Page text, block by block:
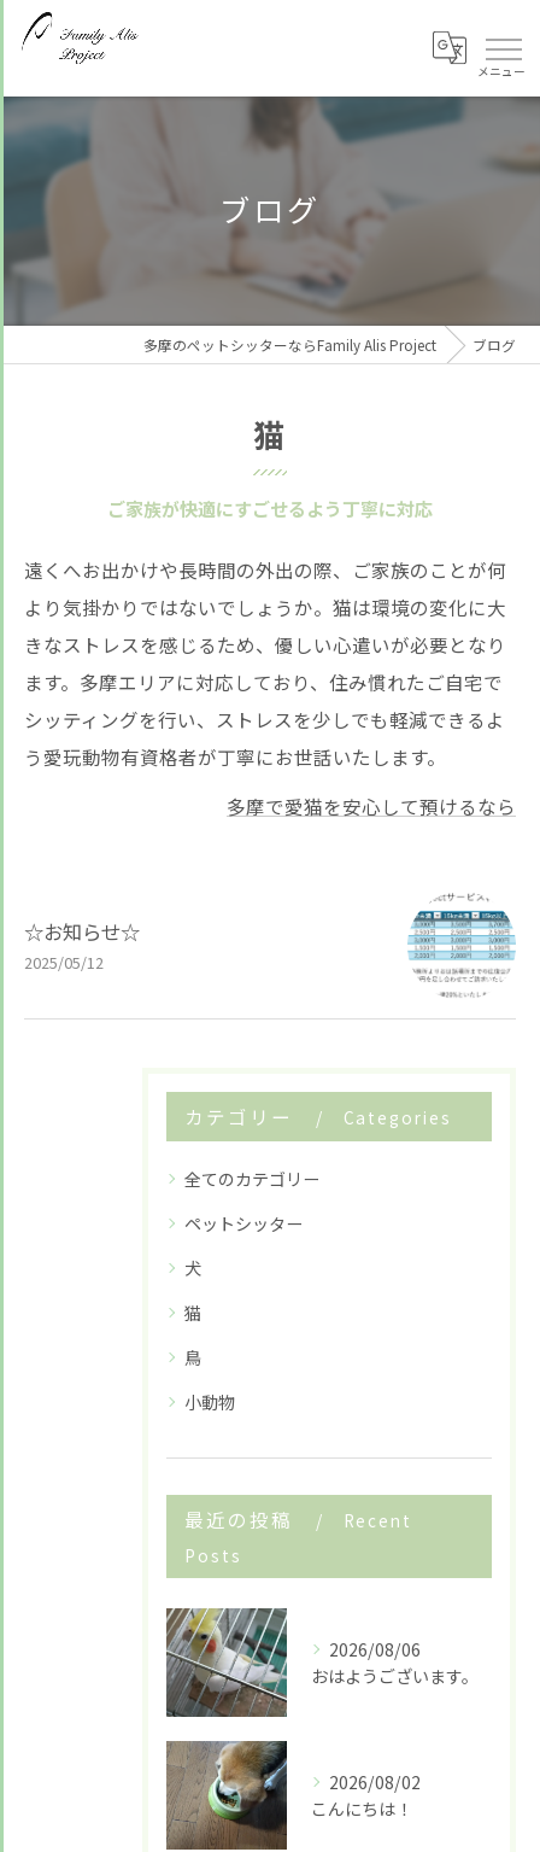
ブログ
多摩のペットシッターならFamily Alis Project ブログ
猫
ご家族が快適にすごせるよう丁寧に対応
遠くへお出かけや長時間の外出の際、ご家族のことが何
より気掛かりではないでしょうか。猫は環境の変化に大
きなストレスを感じるため、優しい心遣いが必要となり
ます。多摩エリアに対応しており、住み慣れたご自宅で
シッティングを行い、ストレスを少しでも軽減できるよ
う愛玩動物有資格者が丁寧にお世話いたします。
多摩で愛猫を安心して預けるなら
☆お知らせ☆
2025/05/12
カテゴリー Categories
全てのカテゴリー
ペットシッター
犬
猫
鳥
小動物
最近の投稿
Recent
Posts
2026/08/06
おはようございます。
2026/08/02
こんにちは！